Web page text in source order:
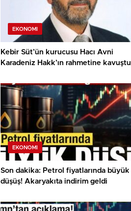
EKONOMI
Kebir Süt’ün kurucusu Hacı Avni
Karadeniz Hakk’ın rahmetine kavuştu
EKONOMI
Son dakika: Petrol fiyatlarında büyük
düşüş! Akaryakıta indirim geldi